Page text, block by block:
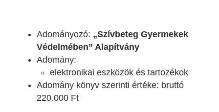
Adományozó: „Szívbeteg Gyermekek
Védelmében” Alapítvány
Adomány:
elektronikai eszközök és tartozékok
Adomány könyv szerinti értéke: bruttó
220.000 Ft